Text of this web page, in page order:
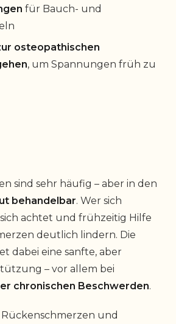
für Bauch- und
osteopathischen
, um Spannungen früh zu
sind sehr häufig – aber in den
behandelbar. Wer sich
achtet und frühzeitig Hilfe
deutlich lindern. Die
dabei eine sanfte, aber
– vor allem bei
chronischen Beschwerden.
und